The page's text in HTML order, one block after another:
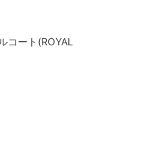
コート(ROYAL